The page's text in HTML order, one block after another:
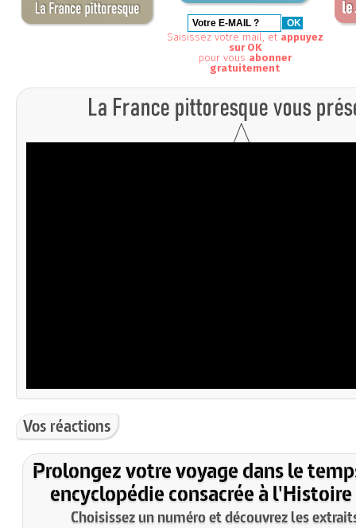
Saisissez votre mail, et appuyez
sur OK
pour vous abonner
gratuitement
Vos réactions
Prolongez votre voyage dans le
encyclopédie consacrée à l'Histoire
Choisissez un numéro et découvrez les